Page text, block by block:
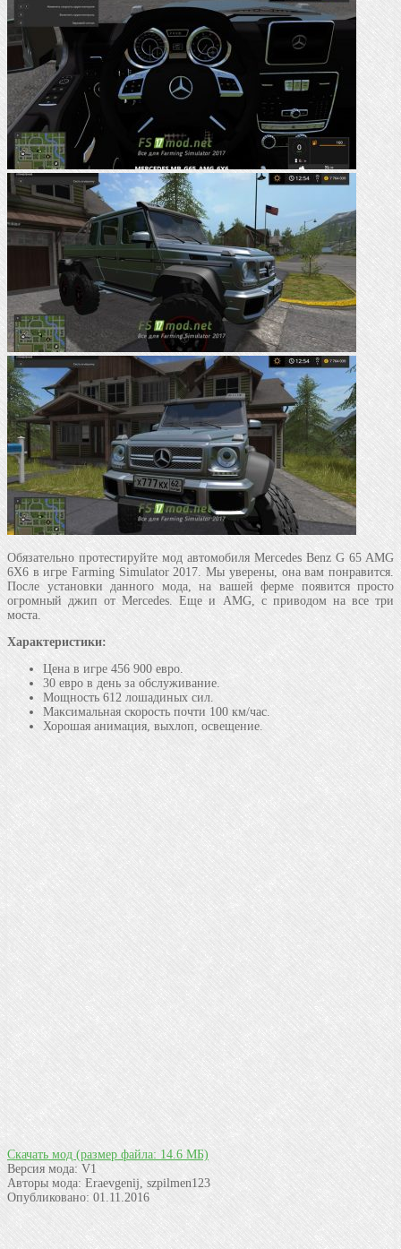
Обязательно протестируйте мод автомобиля Mercedes Benz G 65 AMG
6X6 в игре Farming Simulator 2017. Мы уверены, она вам понравится.
После установки данного мода, на вашей ферме появится просто
огромный джип от Mercedes. Еще и AMG, с приводом на все три
моста.
Характеристики:
Цена в игре 456 900 евро.
30 евро в день за обслуживание.
Мощность 612 лошадиных сил.
Максимальная скорость почти 100 км/час.
Хорошая анимация, выхлоп, освещение.
Скачать мод (размер файла: 14.6 МБ)
Версия мода: V1
Авторы мода: Eraevgenij, szpilmen123
Опубликовано:01.11.2016